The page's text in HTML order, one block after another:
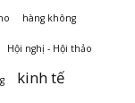
hàng không
Hội nghị - Hội thảo
kinh tế